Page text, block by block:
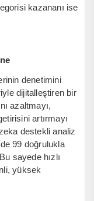
kazananı ise
denetimini
dijitalleştiren bir
azaltmayı,
artırmayı
destekli analiz
99 doğrulukla
sayede hızlı
yüksek